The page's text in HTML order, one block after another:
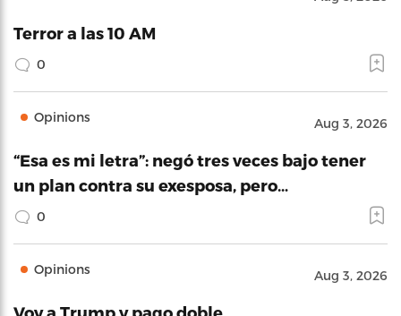
Terror a las 10 AM
0
Opinions Aug 3, 2026
“Esa es mi letra”: negó tres veces bajo tener
un plan contra su exesposa, pero…
0
Opinions Aug 3, 2026
Voy a Trump y pago doble